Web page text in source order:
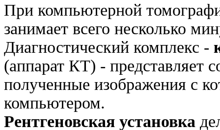
При компьютерной
занимает всего несколько
Диагностический комплекс -
(аппарат КТ) - представляет
полученные изображения с
компьютером.
Рентгеновская установка